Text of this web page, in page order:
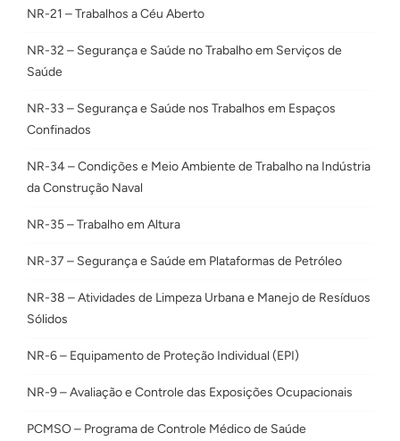
NR-21 – Trabalhos a Céu Aberto
NR-32 – Segurança e Saúde no Trabalho em Serviços de
Saúde
NR-33 – Segurança e Saúde nos Trabalhos em Espaços
Confinados
NR-34 – Condições e Meio Ambiente de Trabalho na Indústria
da Construção Naval
NR-35 – Trabalho em Altura
NR-37 – Segurança e Saúde em Plataformas de Petróleo
NR-38 – Atividades de Limpeza Urbana e Manejo de Resíduos
Sólidos
NR-6 – Equipamento de Proteção Individual (EPI)
NR-9 – Avaliação e Controle das Exposições Ocupacionais
PCMSO – Programa de Controle Médico de Saúde